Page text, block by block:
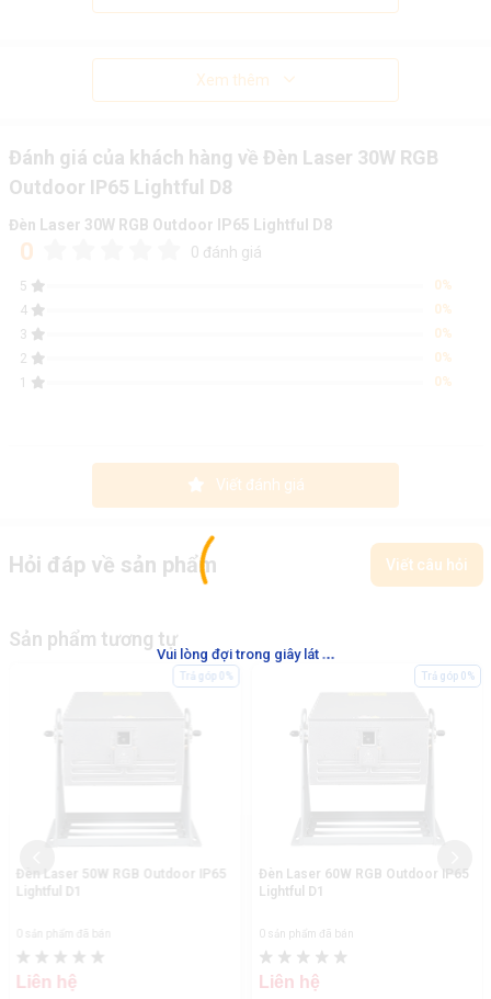
Vui lòng đợi trong giây lát ...
Xem thêm
Đánh giá của khách hàng về Đèn Laser 30W RGB
Outdoor IP65 Lightful D8
Đèn Laser 30W RGB Outdoor IP65 Lightful D8
0 0 đánh giá
5
0%
4
0%
3
0%
2
0%
1
0%
Viết đánh giá
Hỏi đáp về sản phẩm Viết câu hỏi
Sản phẩm tương tự
Đèn Laser 50W RGB Outdoor IP65
Lightful D1
0 sản phẩm đã bán
Liên hệ
Trả góp 0%
Đèn Laser 60W RGB Outdoor IP65
Lightful D1
0 sản phẩm đã bán
Liên hệ
Trả góp 0%